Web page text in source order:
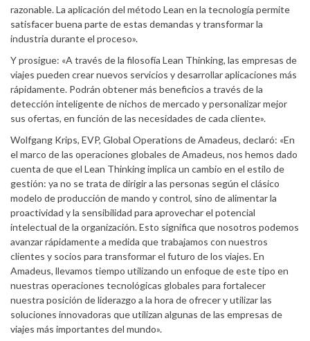
razonable. La aplicación del método Lean en la tecnología permite
satisfacer buena parte de estas demandas y transformar la
industria durante el proceso».
Y prosigue: «A través de la filosofía Lean Thinking, las empresas de
viajes pueden crear nuevos servicios y desarrollar aplicaciones más
rápidamente. Podrán obtener más beneficios a través de la
detección inteligente de nichos de mercado y personalizar mejor
sus ofertas, en función de las necesidades de cada cliente».
Wolfgang Krips, EVP, Global Operations de Amadeus, declaró: «En
el marco de las operaciones globales de Amadeus, nos hemos dado
cuenta de que el Lean Thinking implica un cambio en el estilo de
gestión: ya no se trata de dirigir a las personas según el clásico
modelo de producción de mando y control, sino de alimentar la
proactividad y la sensibilidad para aprovechar el potencial
intelectual de la organización. Esto significa que nosotros podemos
avanzar rápidamente a medida que trabajamos con nuestros
clientes y socios para transformar el futuro de los viajes. En
Amadeus, llevamos tiempo utilizando un enfoque de este tipo en
nuestras operaciones tecnológicas globales para fortalecer
nuestra posición de liderazgo a la hora de ofrecer y utilizar las
soluciones innovadoras que utilizan algunas de las empresas de
viajes más importantes del mundo».